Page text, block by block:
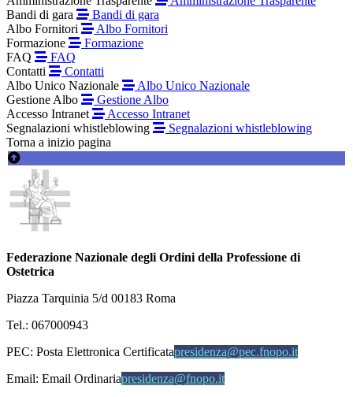
Bandi di gara
Bandi di gara
Albo Fornitori
Albo Fornitori
Formazione
Formazione
FAQ
FAQ
Contatti
Contatti
Albo Unico Nazionale
Albo Unico Nazionale
Gestione Albo
Gestione Albo
Accesso Intranet
Accesso Intranet
Segnalazioni whistleblowing
Segnalazioni whistleblowing
Torna a inizio pagina
Federazione Nazionale degli Ordini della Professione di
Ostetrica
Piazza Tarquinia 5/d 00183 Roma
Tel.: 067000943
PEC: Posta Elettronica Certificatapresidenza@pec.fnopo.it
Email: Email Ordinariapresidenza@fnopo.it